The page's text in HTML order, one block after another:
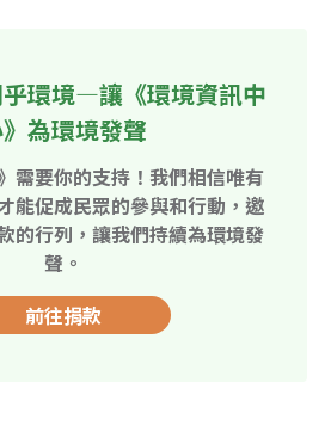
環境—讓《環境資訊中
為環境發聲
需要你的支持！我們相信唯有
能促成民眾的參與和行動，邀
的行列，讓我們持續為環境發
聲。
前往捐款